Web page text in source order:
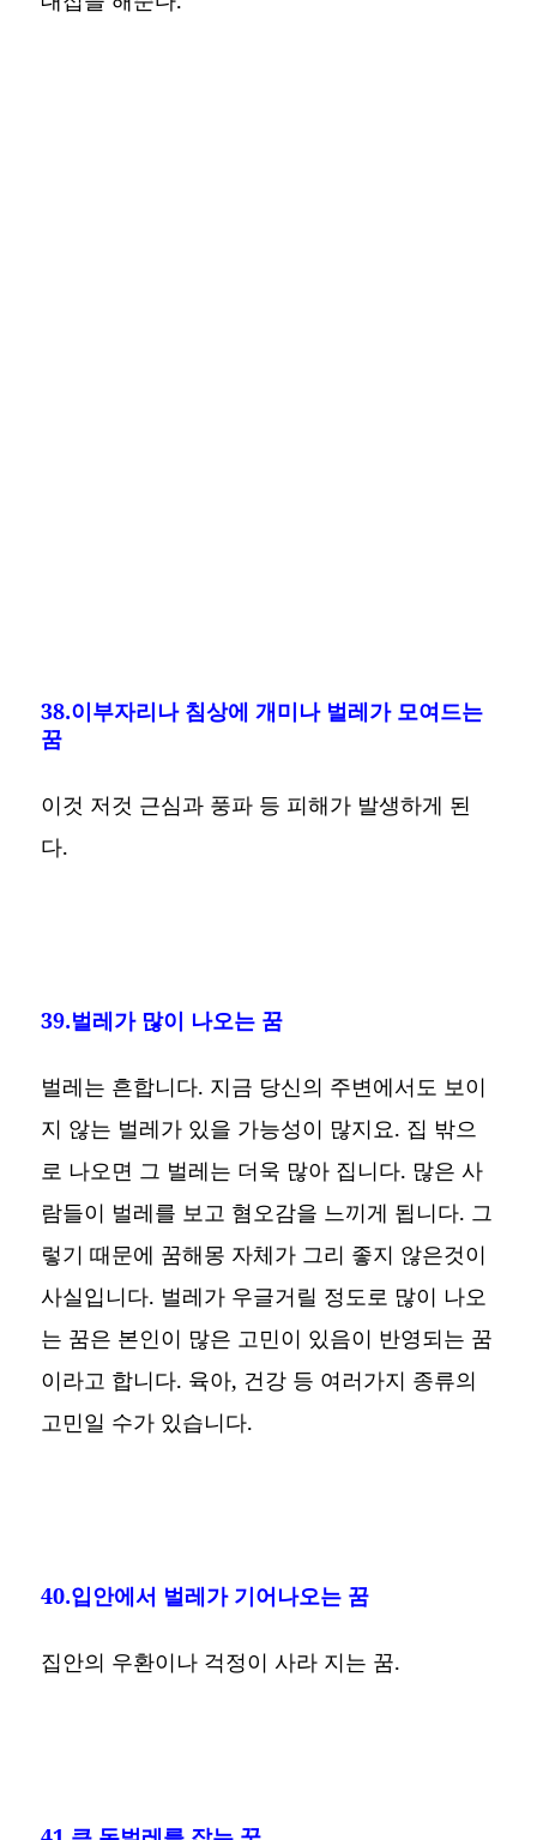
38.이부자리나 침상에 개미나 벌레가 모여드는
꿈
이것 저것 근심과 풍파 등 피해가 발생하게 된
다.
39.벌레가 많이 나오는 꿈
벌레는 흔합니다. 지금 당신의 주변에서도 보이
지 않는 벌레가 있을 가능성이 많지요. 집 밖으
로 나오면 그 벌레는 더욱 많아 집니다. 많은 사
람들이 벌레를 보고 혐오감을 느끼게 됩니다. 그
렇기 때문에 꿈해몽 자체가 그리 좋지 않은것이
사실입니다. 벌레가 우글거릴 정도로 많이 나오
는 꿈은 본인이 많은 고민이 있음이 반영되는 꿈
이라고 합니다. 육아, 건강 등 여러가지 종류의
고민일 수가 있습니다.
40.입안에서 벌레가 기어나오는 꿈
집안의 우환이나 걱정이 사라 지는 꿈.